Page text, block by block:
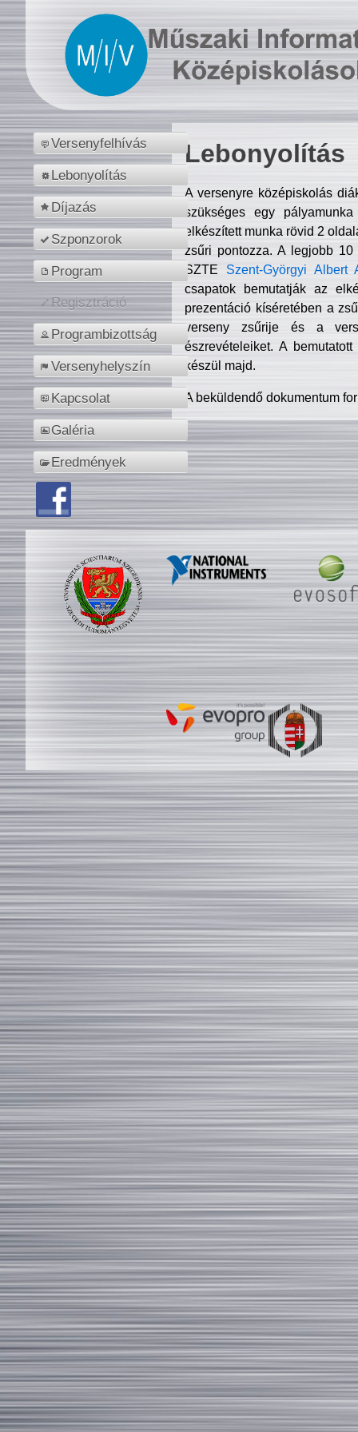
Versenyfelhívás
Lebonyolítás
Díjazás
Szponzorok
Program
Regisztráció
Programbizottság
Versenyhelyszín
Kapcsolat
Galéria
Eredmények
Lebonyolítás
A versenyre középiskolás
szükséges egy
elkészített munka rövid 2
zsűri pontozza. A legjobb
SZTE Szent-Györgyi Albert
csapatok bemutatják az
prezentáció kíséretében a
verseny zsűrije és a
észrevételeiket. A
készül majd.
A beküldendő dokumentum